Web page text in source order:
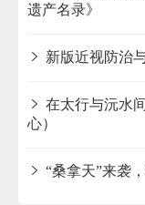
遗产名录》
新版近视防治
在太行与沅水
心）
“桑拿天”来袭